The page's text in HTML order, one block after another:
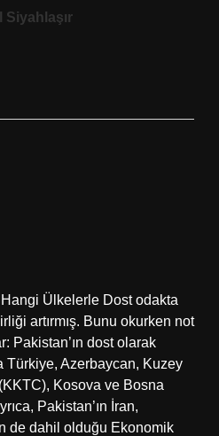
Siyahlaşır
Ülkelerle Dost odakta
artırmış. Bunu okurken not
Pakistan’ın dost olarak
Türkiye, Azerbaycan, Kuzey
Kosova ve Bosna
Pakistan’ın İran,
de dahil olduğu Ekonomik